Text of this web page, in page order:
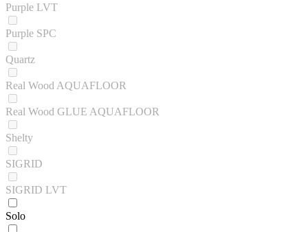
Purple LVT
Purple SPC
Quartz
Real Wood AQUAFLOOR
Real Wood GLUE AQUAFLOOR
Shelty
SIGRID
SIGRID LVT
Solo